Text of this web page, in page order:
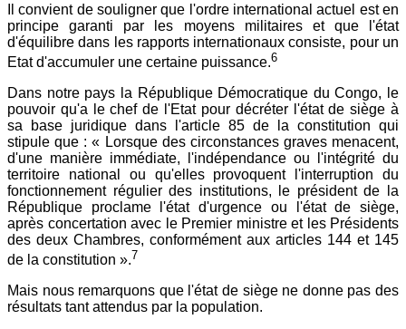
Il convient de souligner que l'ordre international actuel est en
principe garanti par les moyens militaires et que l'état
d'équilibre dans les rapports internationaux consiste, pour un
Etat d'accumuler une certaine puissance.6
Dans notre pays la République Démocratique du Congo, le
pouvoir qu'a le chef de l'Etat pour décréter l'état de siège à
sa base juridique dans l'article 85 de la constitution qui
stipule que : « Lorsque des circonstances graves menacent,
d'une manière immédiate, l'indépendance ou l'intégrité du
territoire national ou qu'elles provoquent l'interruption du
fonctionnement régulier des institutions, le président de la
République proclame l'état d'urgence ou l'état de siège,
après concertation avec le Premier ministre et les Présidents
des deux Chambres, conformément aux articles 144 et 145
de la constitution ».7
Mais nous remarquons que l'état de siège ne donne pas des
résultats tant attendus par la population.